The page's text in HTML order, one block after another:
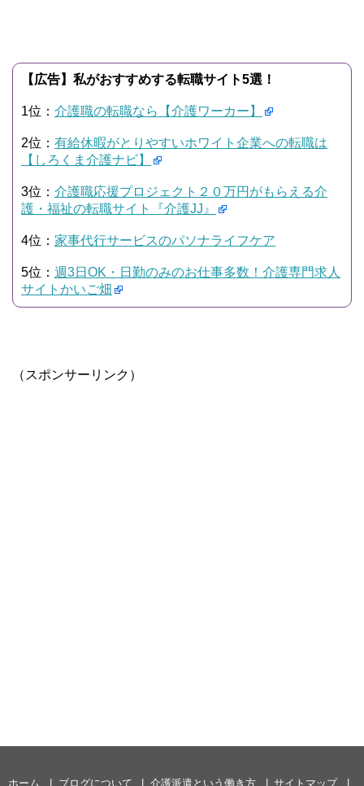
【広告】私がおすすめする転職サイト5選！
1位： 介護職の転職なら【介護ワーカー】
2位： 有給休暇がとりやすいホワイト企業への転職は
【しろくま介護ナビ】
3位： 介護職応援プロジェクト２０万円がもらえる介
護・福祉の転職サイト『介護JJ』
4位： 家事代行サービスのパソナライフケア
5位： 週3日OK・日勤のみのお仕事多数！介護専門求人
サイトかいご畑
（スポンサーリンク）
ホーム ブログについて 介護派遣という働き方 サイトマップ